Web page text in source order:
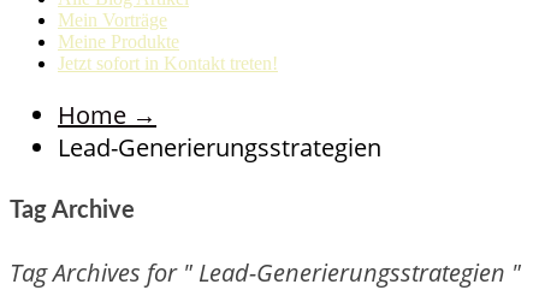
Mein Vorträge
Meine Produkte
Jetzt sofort in Kontakt treten!
Home →
Lead-Generierungsstrategien
Tag Archive
Tag Archives for " Lead-Generierungsstrategien "